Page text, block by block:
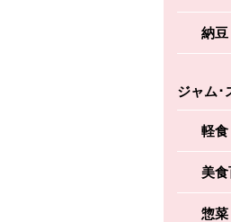
納豆
ジャム･
軽食
美
惣